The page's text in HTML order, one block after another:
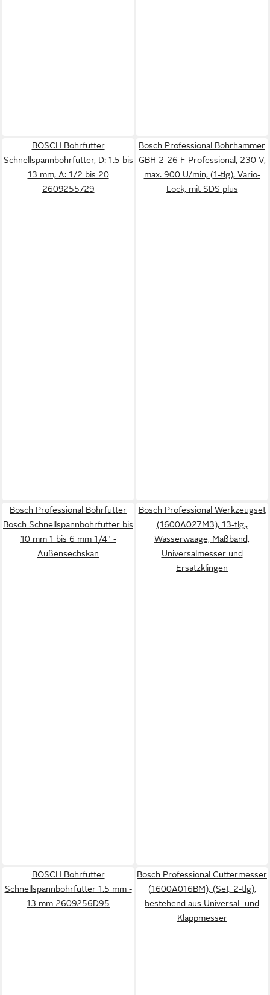
BOSCH Bohrfutter
Schnellspannbohrfutter, D: 1.5 bis
13 mm, A: 1/2 bis 20
2609255729
Bosch Professional Bohrhammer
GBH 2-26 F Professional, 230 V,
max. 900 U/min, (1-tlg), Vario-
Lock, mit SDS plus
Bosch Professional Bohrfutter
Bosch Schnellspannbohrfutter bis
10 mm 1 bis 6 mm 1/4" -
Außensechskan
Bosch Professional Werkzeugset
(1600A027M3), 13-tlg.,
Wasserwaage, Maßband,
Universalmesser und
Ersatzklingen
BOSCH Bohrfutter
Schnellspannbohrfutter 1.5 mm -
13 mm 2609256D95
Bosch Professional Cuttermesser
(1600A016BM), (Set, 2-tlg),
bestehend aus Universal- und
Klappmesser